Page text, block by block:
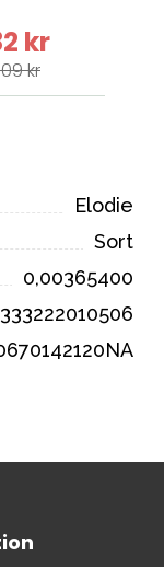
kr
kr
Elodie
Sort
0,00365400